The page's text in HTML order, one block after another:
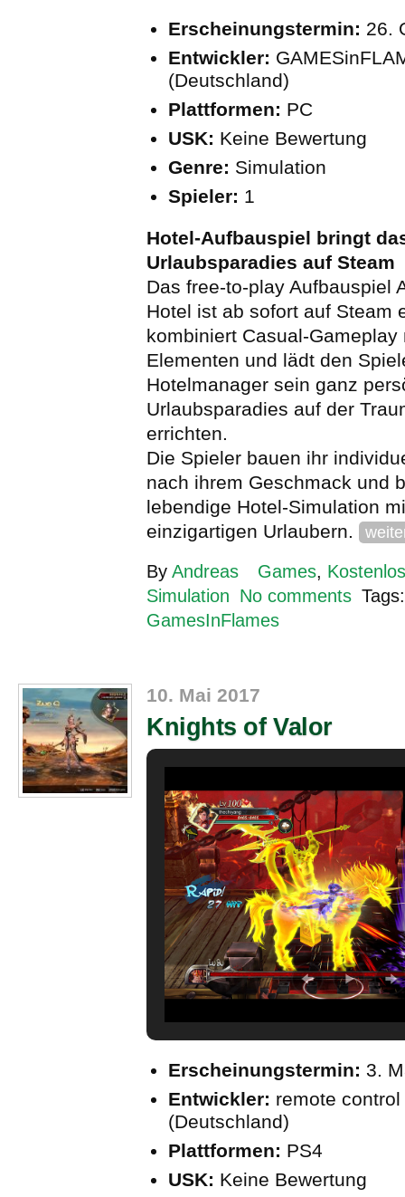
Erscheinungstermin: 26.
Entwickler:
(Deutschland)
Plattformen: PC
USK: Keine Bewertung
Genre: Simulation
Spieler: 1
Hotel-Aufbauspiel bringt
Urlaubsparadies auf Steam
Das free-to-play Aufbauspiel
Hotel ist ab sofort auf Steam
kombiniert Casual-
Elementen und lädt den
Hotelmanager sein ganz
Urlaubsparadies auf der
errichten.
Die Spieler bauen ihr
nach ihrem Geschmack und
lebendige Hotel-Simulation
einzigartigen Urlaubern.
By Andreas Games,
Simulation No comments
GamesInFlames
10. Mai 2017
Knights of Valor
Erscheinungstermin: 3.
Entwickler: remote
(Deutschland)
Plattformen: PS4
USK: Keine Bewertung